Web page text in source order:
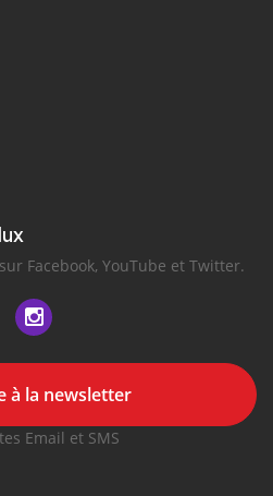
Facebook, YouTube et Twitter.
à la newsletter
Email et SMS